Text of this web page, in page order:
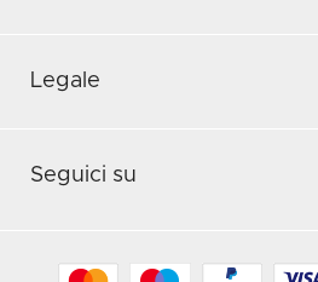
Legale
Seguici su